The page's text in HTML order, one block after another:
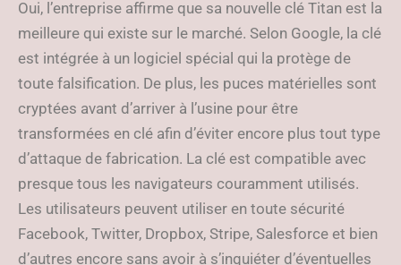
Oui, l’entreprise affirme que sa nouvelle clé Titan est la
meilleure qui existe sur le marché. Selon Google, la clé
est intégrée à un logiciel spécial qui la protège de
toute falsification. De plus, les puces matérielles sont
cryptées avant d’arriver à l’usine pour être
transformées en clé afin d’éviter encore plus tout type
d’attaque de fabrication. La clé est compatible avec
presque tous les navigateurs couramment utilisés.
Les utilisateurs peuvent utiliser en toute sécurité
Facebook, Twitter, Dropbox, Stripe, Salesforce et bien
d’autres encore sans avoir à s’inquiéter d’éventuelles